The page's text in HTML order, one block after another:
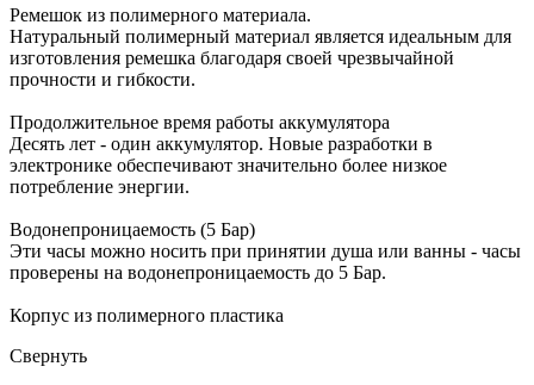
Ремешок из полимерного материала.
Натуральный полимерный материал является идеальным для
изготовления ремешка благодаря своей чрезвычайной
прочности и гибкости.
Продолжительное время работы аккумулятора
Десять лет - один аккумулятор. Новые разработки в
электронике обеспечивают значительно более низкое
потребление энергии.
Водонепроницаемость (5 Бар)
Эти часы можно носить при принятии душа или ванны - часы
проверены на водонепроницаемость до 5 Бар.
Корпус из полимерного пластика
Свернуть